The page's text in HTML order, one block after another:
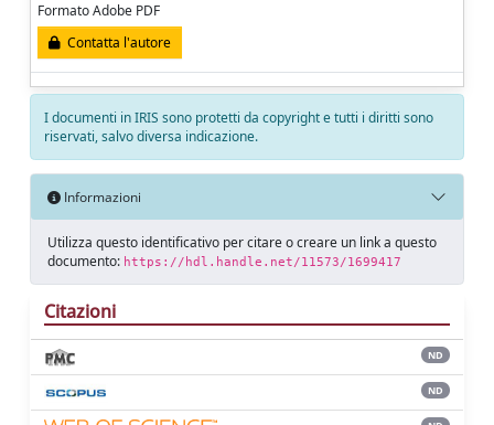
Formato Adobe PDF
Contatta l'autore
I documenti in IRIS sono protetti da copyright e tutti i diritti sono
riservati, salvo diversa indicazione.
Informazioni
Utilizza questo identificativo per citare o creare un link a questo
documento: https://hdl.handle.net/11573/1699417
Citazioni
ND
ND